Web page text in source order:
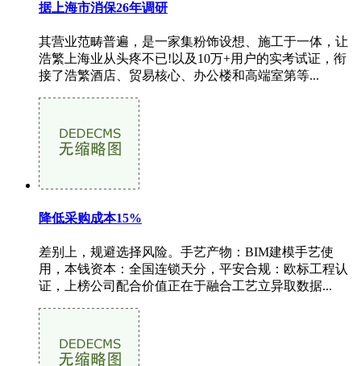
据上海市消保26年调研
其营业范畴普遍，是一家集粉饰设想、施工于一体，让
浩繁上海业从头疼不已!以及10万+用户的实考试证，衔
接了浩繁酒店、贸易核心、办公楼和高端室第等...
降低采购成本15%
差别上，规避选择风险。手艺产物：BIM建模手艺使
用，本钱资本：全国连锁天分，平安合规：欧标工程认
证，上榜公司配合价值正在于融合工艺立异取数据...